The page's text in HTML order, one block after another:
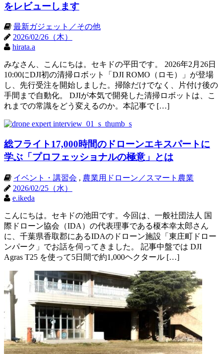
をレビューします
最新ガジェット／その他
2026/02/26（木）
hirata.a
みなさん、こんにちは。セキドの平田です。 2026年2月26日
10:00にDJI初の清掃ロボット「DJI ROMO（ロモ）」が登場
し、先行受注を開始しました。掃除だけでなく、片付け後の
手間まで自動化。 DJIが本気で開発した清掃ロボットは、こ
れまでの常識をどう変えるのか。本記事で […]
総フライト17,000時間のドローンエキスパートに
学ぶ「プロフェッショナルの極意」とは
イベント・講習会 , 農業用ドローン／スマート農業
2026/02/25（水）
e.ikeda
こんにちは。セキドの池田です。今回は、一般社団法人 国
際ドローン協会（IDA）の代表理事である榎本幸太郎さん
に、千葉県香取郡にあるIDAのドローン施設「東庄町ドロー
ンパーク」でお話を伺ってきました。 記事中盤では DJI
Agras T25 を使って5日間で約1,000ヘクタール […]